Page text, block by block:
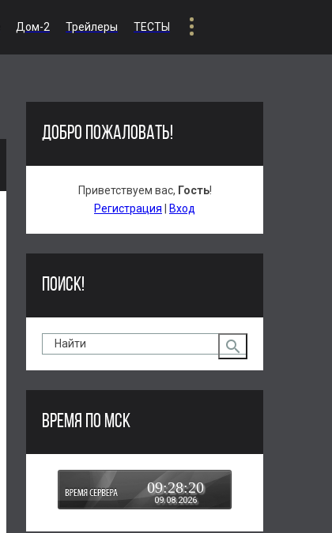
Дом-2 Трейлеры ТЕСТЫ
ДОБРО ПОЖАЛОВАТЬ!
Приветствуем вас, Гость!
Регистрация
Вход
ПОИСК!
ВРЕМЯ ПО МСК
09:28:21
09.08.2026